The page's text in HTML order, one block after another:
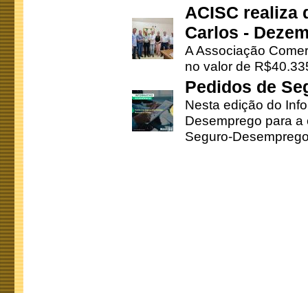
ACISC realiza
Carlos -
A Associação
no valor de
Pedidos de
Nesta edição do
Desemprego para
Seguro-